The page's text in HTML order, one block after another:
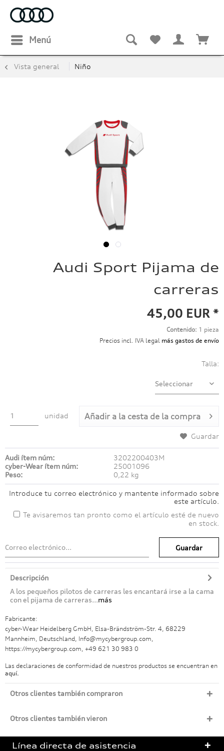
Menú
Vista general Niño
Audi Sport Pijama de
carreras
45,00 EUR *
Contenido: 1 pieza
Precios incl. IVA legal más gastos de envío
Talla:
unidad Añadir a la cesta de la compra
Guardar
Audi ítem núm:
3202200403M
cyber-Wear ítem núm:
25001096
Peso:
0,22 kg
Introduce tu correo electrónico y mantente informado sobre
este artículo.
Te avisaremos tan pronto como el artículo esté de nuevo
en stock.
Guardar
Descripción
A los pequeños pilotos de carreras les encantará irse a la cama
con el pijama de carreras...más
Fabricante:
cyber-Wear Heidelberg GmbH, Elsa-Brändström-Str. 4, 68229
Mannheim, Deutschland, Info@mycybergroup.com,
https://mycybergroup.com, +49 621 30 983 0
Las declaraciones de conformidad de nuestros productos se encuentran en
aquí.
Otros clientes también compraron
Otros clientes también vieron
Línea directa de asistencia